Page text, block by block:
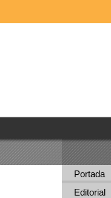
Portada
Editorial